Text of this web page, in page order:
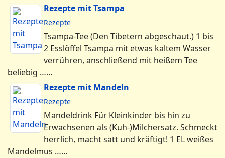
Rezepte mit Tsampa
Rezepte
Tsampa-Tee (Den Tibetern abgeschaut.) 1 bis
2 Esslöffel Tsampa mit etwas kaltem Wasser
verrühren, anschließend mit heißem Tee
beliebig …...
Rezepte mit Mandeln
Rezepte
Mandeldrink Für Kleinkinder bis hin zu
Erwachsenen als (Kuh-)Milchersatz. Schmeckt
herrlich, macht satt und kräftigt! 1 EL weißes
Mandelmus …...